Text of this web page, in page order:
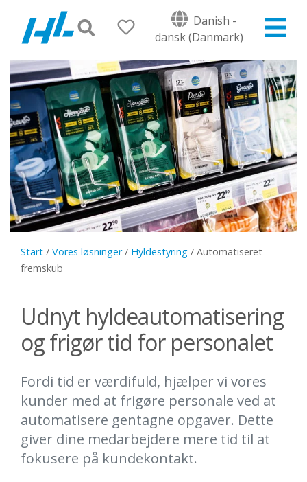
Danish -
dansk (Danmark)
Start / Vores løsninger/ Hyldestyring / Automatiseret
fremskub
Udnyt hyldeautomatisering
og frigør tid for personalet
Fordi tid er værdifuld, hjælper vi vores
kunder med at frigøre personale ved at
automatisere gentagne opgaver. Dette
giver dine medarbejdere mere tid til at
fokusere på kundekontakt.